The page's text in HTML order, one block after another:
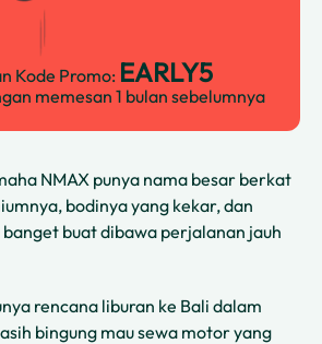
Kode Promo: EARLY5
memesan 1 bulan sebelumnya
NMAX punya nama besar berkat
bodinya yang kekar, dan
buat dibawa perjalanan jauh
rencana liburan ke Bali dalam
bingung mau sewa motor yang